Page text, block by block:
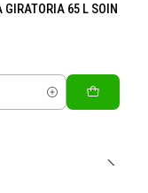
GIRATORIA 65 L SOIN